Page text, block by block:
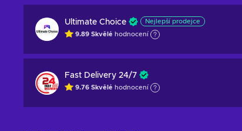
Ultimate Choice Nejlepší prodejce
9.89 Skvělé hodnocení
Fast Delivery 24/7
9.76 Skvělé hodnocení